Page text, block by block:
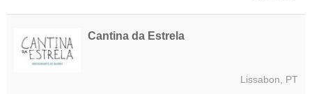
Cantina da Estrela
Lissabon, PT